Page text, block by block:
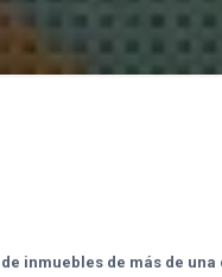
inmuebles de más de